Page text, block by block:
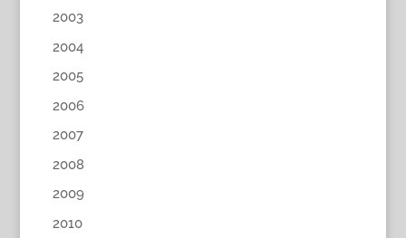
2003
2004
2005
2006
2007
2008
2009
2010